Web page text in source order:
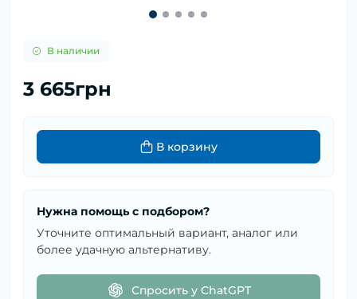
В наличии
3 665грн
В корзину
Нужна помощь с подбором?
Уточните оптимальный вариант, аналог или
более удачную альтернативу.
Спросить у ChatGPT